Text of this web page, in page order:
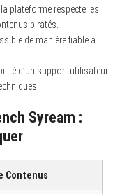
plateforme respecte les
piratés.
de manière fiable à
d’un support utilisateur
Syream :
Contenus